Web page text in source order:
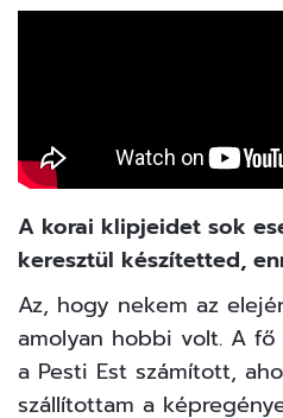
A korai klipjeidet sok
keresztül készítetted,
Az, hogy nekem az
amolyan hobbi volt. A
a Pesti Est számított,
szállítottam a